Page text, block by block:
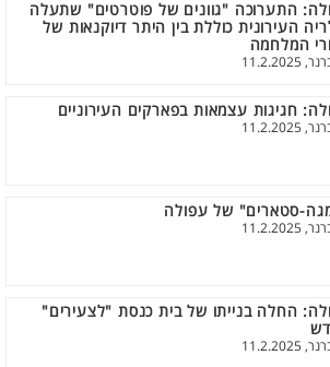
התערוכה "גוונים של פוטרטים" שתעלה
העירונית כוללת בין היתר דיוקנאות של
המלחמה
חגיגות עצמאות בפארקים העירוניים
סטארים" של עפולה
החלה בנייתו של בית כנסת "לצעירים"